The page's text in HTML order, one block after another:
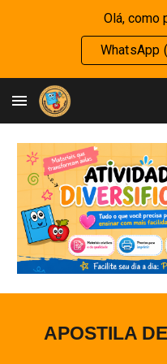
Olá, como
WhatsApp
APOSTILA